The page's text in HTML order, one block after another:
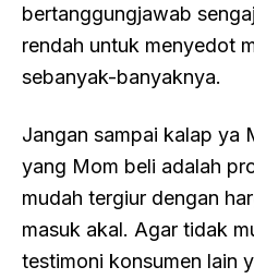
bertanggungjawab
rendah untuk menyedot
sebanyak-banyaknya.
Jangan sampai kalap ya
yang Mom beli adalah
mudah tergiur dengan
masuk akal. Agar tidak
testimoni konsumen lain